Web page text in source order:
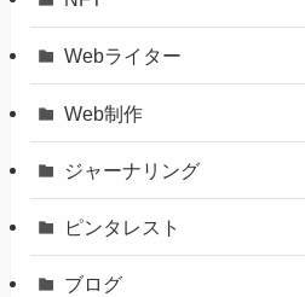
Webライター
Web制作
ジャーナリング
ピンタレスト
ブログ